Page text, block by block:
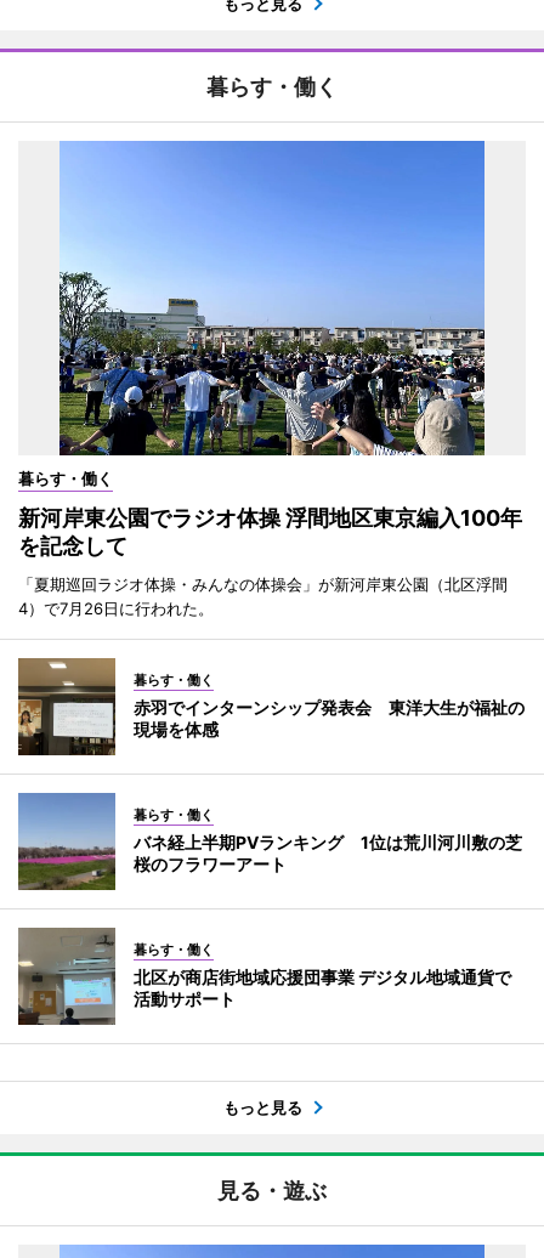
暮らす・働く
暮らす・働く
新河岸東公園でラジオ体操 浮間地区東京編入100年
を記念して
「夏期巡回ラジオ体操・みんなの体操会」が新河岸東公園（北区浮間
4）で7月26日に行われた。
暮らす・働く
赤羽でインターンシップ発表会 東洋大生が福祉の
現場を体感
暮らす・働く
バネ経上半期PVランキング 1位は荒川河川敷の芝
桜のフラワーアート
暮らす・働く
北区が商店街地域応援団事業 デジタル地域通貨で
活動サポート
もっと見る
見る・遊ぶ